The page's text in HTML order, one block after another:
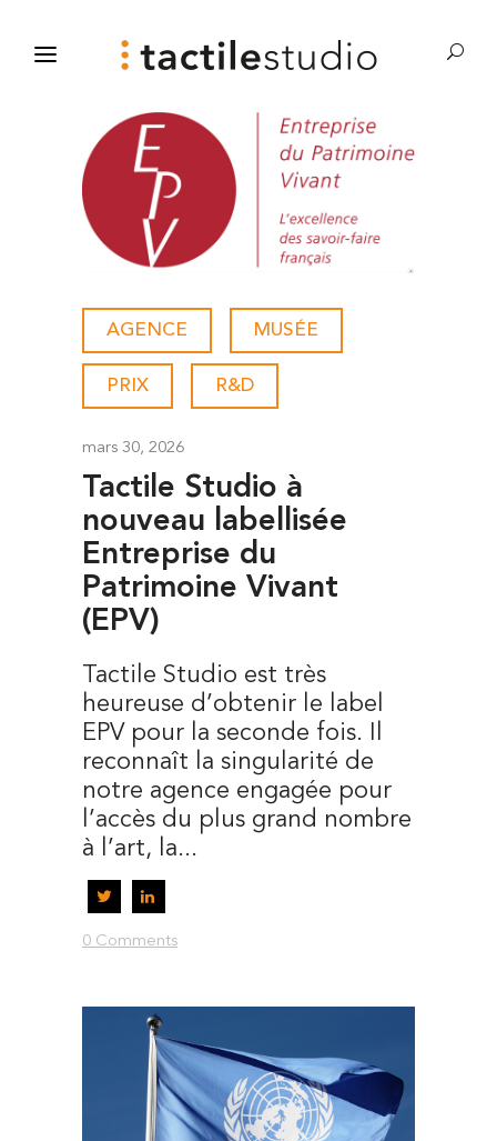
AGENCE MUSÉE
PRIX R&D
mars 30, 2026
Tactile Studio à
nouveau labellisée
Entreprise du
Patrimoine Vivant
(EPV)
Tactile Studio est très
heureuse d’obtenir le label
EPV pour la seconde fois. Il
reconnaît la singularité de
notre agence engagée pour
l’accès du plus grand nombre
à l’art, la...
0 Comments